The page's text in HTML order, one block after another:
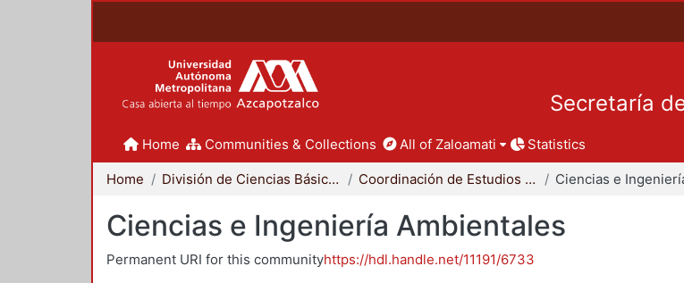
Secretaría
Home Communities & Collections All of Zaloamati Statistics
Home División de Ciencias Básicas e Ingeniería Coordinación de Estudios de Posgrado - CBI
Ciencias e Ingeniería Ambientales
Permanent URI for this communityhttps://hdl.handle.net/11191/6733